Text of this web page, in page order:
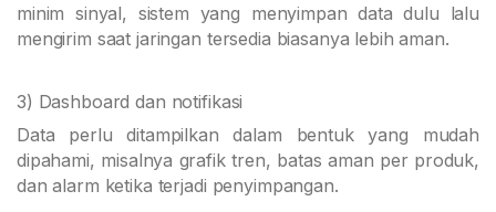
minim sinyal, sistem yang menyimpan data dulu lalu
mengirim saat jaringan tersedia biasanya lebih aman.
3) Dashboard dan notifikasi
Data perlu ditampilkan dalam bentuk yang mudah
dipahami, misalnya grafik tren, batas aman per produk,
dan alarm ketika terjadi penyimpangan.